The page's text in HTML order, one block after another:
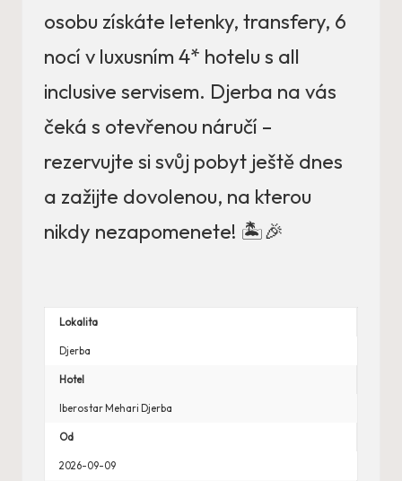
osobu získáte letenky, transfery, 6
nocí v luxusním 4* hotelu s all
inclusive servisem. Djerba na vás
čeká s otevřenou náručí –
rezervujte si svůj pobyt ještě dnes
a zažijte dovolenou, na kterou
nikdy nezapomenete! 🏝️🎉
Lokalita
Djerba
Hotel
Iberostar Mehari Djerba
Od
2026-09-09